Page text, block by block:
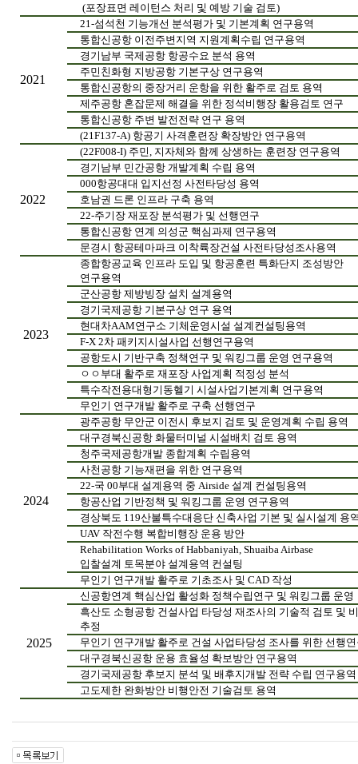
(포장표면 레이턴스 처리 및 예방 기술 검토)
2021
21-섬석천 기능개선 분석평가 및 기본계획 연구용역
통합신공항 이전주변지역 지원계획수립 연구용역
경기남부 국제공항 항공수요 분석 용역
주민친화형 지방공항 기본구상 연구용역
통합신공항의 중장거리 운항을 위한 활주로 검토 용역
제주공항 혼잡문제 해결을 위한 정석비행장 활용검토 연구
통합신공항 주변 발전전략 연구 용역
(21F137-A) 항공기 사격훈련장 확장방안 연구용역
2022
(22F008-I) 주민, 지자체와 함께 상생하는 훈련장 연구용역
경기남부 민간공항 개발계획 수립 용역
000항공대대 입지선정 사전타당성 용역
호남권 드론 인프라 구축 용역
22-주기장 재포장 분석평가 및 선행연구
통합신공항 연계 의성군 핵심과제 연구용역
문경시 항공테마파크 이착륙장건설 사전타당성조사용역
2023
종합항공교육 인프라 도입 및 항공훈련 특화단지 조성방안
연구용역
군산공항 제방빙장 설치 설계용역
경기국제공항 기본구상 연구 용역
현대차AAM연구소 기체운영시설 설계컨설팅용역
F-X 2차 패키지시설사업 선행연구용역
공항도시 기반구축 정책연구 및 워킹그룹 운영 연구용역
ㅇㅇ부대 활주로 재포장 사업계획 적정성 분석
특수작전용대형기동헬기 시설사업기본계획 연구용역
무인기 연구개발 활주로 구축 선행연구
2024
광주공항 무안군 이전시 후보지 검토 및 운영계획 수립 용역
대구경북신공항 화물터미널 시설배치 검토 용역
청주국제공항개발 종합계획 수립용역
사천공항 기능재편을 위한 연구용역
22-국 00부대 설계용역 중 Airside 설계 컨설팅용역
항공산업 기반정책 및 워킹그룹 운영 연구용역
경상북도 119산불특수대응단 신축사업 기본 및 실시설계 용
UAV 작전수행 복합비행장 운용 방안
Rehabilitation Works of Habbaniyah, Shuaiba Airbase
입찰설계 토목분야 설계용역 컨설팅
무인기 연구개발 활주로 기초조사 및 CAD 작성
2025
신공항연계 핵심산업 활성화 정책수립연구 및 워킹그룹 운영
흑산도 소형공항 건설사업 타당성 재조사의 기술적 검토 및
추정
무인기 연구개발 활주로 건설 사업타당성 조사를 위한 선행
대구경북신공항 운용 효율성 확보방안 연구용역
경기국제공항 후보지 분석 및 배후지개발 전략 수립 연구용역
고도제한 완화방안 비행안전 기술검토 용역